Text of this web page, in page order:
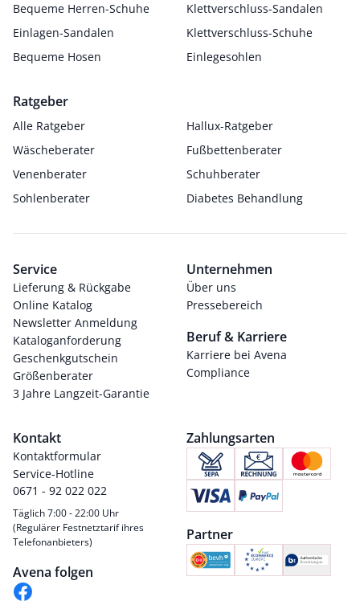
Bequeme Herren-Schuhe
Klettverschluss-Sandalen
Einlagen-Sandalen
Klettverschluss-Schuhe
Bequeme Hosen
Einlegesohlen
Ratgeber
Alle Ratgeber
Hallux-Ratgeber
Wäscheberater
Fußbettenberater
Venenberater
Schuhberater
Sohlenberater
Diabetes Behandlung
Service
Lieferung & Rückgabe
Online Katalog
Newsletter Anmeldung
Kataloganforderung
Geschenkgutschein
Größenberater
3 Jahre Langzeit-Garantie
Unternehmen
Über uns
Pressebereich
Beruf & Karriere
Karriere bei Avena
Compliance
Kontakt
Kontaktformular
Service-Hotline
0671 - 92 022 022
Täglich 7:00 - 22:00 Uhr
(Regulärer Festnetztarif ihres
Telefonanbieters)
Avena folgen
Zahlungsarten
Partner